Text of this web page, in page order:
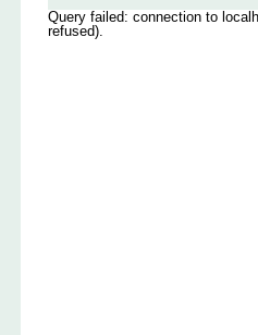
Query failed: connection to
refused).